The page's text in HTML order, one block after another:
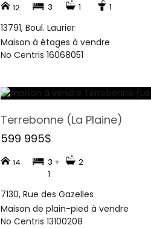
12 3 1 1
13791, Boul. Laurier
Maison à étages à vendre
No Centris 16068051
Terrebonne (La Plaine)
599 995$
14
3 +
1
2
7130, Rue des Gazelles
Maison de plain-pied à vendre
No Centris 13100208